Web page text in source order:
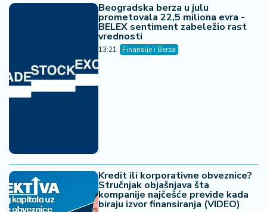
Beogradska berza u julu
prometovala 22,5 miliona evra -
BELEX sentiment zabeležio rast
vrednosti
13:21 Finansije i Berza
Kredit ili korporativne obveznice?
Stručnjak objašnjava šta
kompanije najčešće previde kada
biraju izvor finansiranja (VIDEO)